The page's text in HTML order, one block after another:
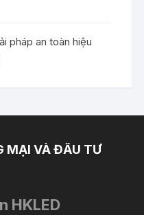
pháp an toàn hiệu
MẠI VÀ ĐẦU TƯ
HKLED